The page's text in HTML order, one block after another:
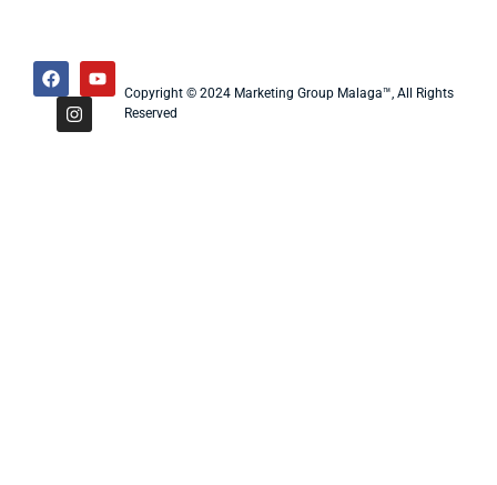
Copyright © 2024 Marketing Group Malaga™, All Rights
Reserved